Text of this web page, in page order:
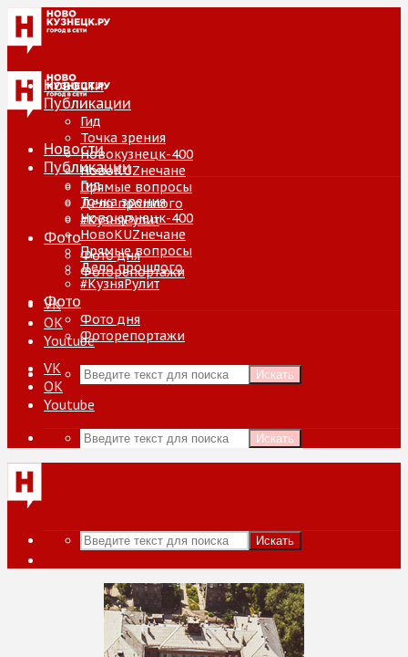
Новости
Публикации
Гид
Точка зрения
Новокузнецк-400
НовоKUZнечане
Прямые вопросы
Дело прошлого
#КузняРулит
Фото
Фото дня
Фоторепортажи
VK
ОК
Youtube
Искать
Новости
Публикации
Гид
Точка зрения
Новокузнецк-400
НовоKUZнечане
Прямые вопросы
Дело прошлого
#КузняРулит
Фото
Фото дня
Фоторепортажи
VK
ОК
Youtube
Искать
Искать